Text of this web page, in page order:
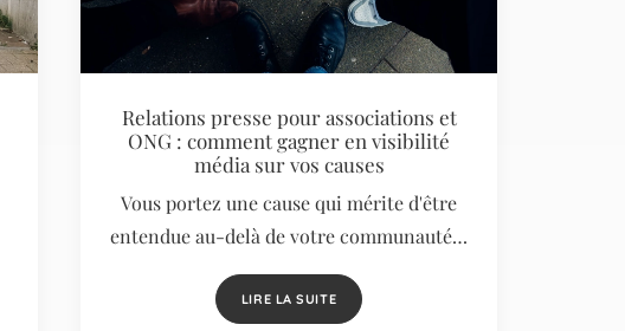
Relations presse pour associations et
ONG : comment gagner en visibilité
média sur vos causes
Vous portez une cause qui mérite d'être
entendue au-delà de votre communauté…
LIRE LA SUITE